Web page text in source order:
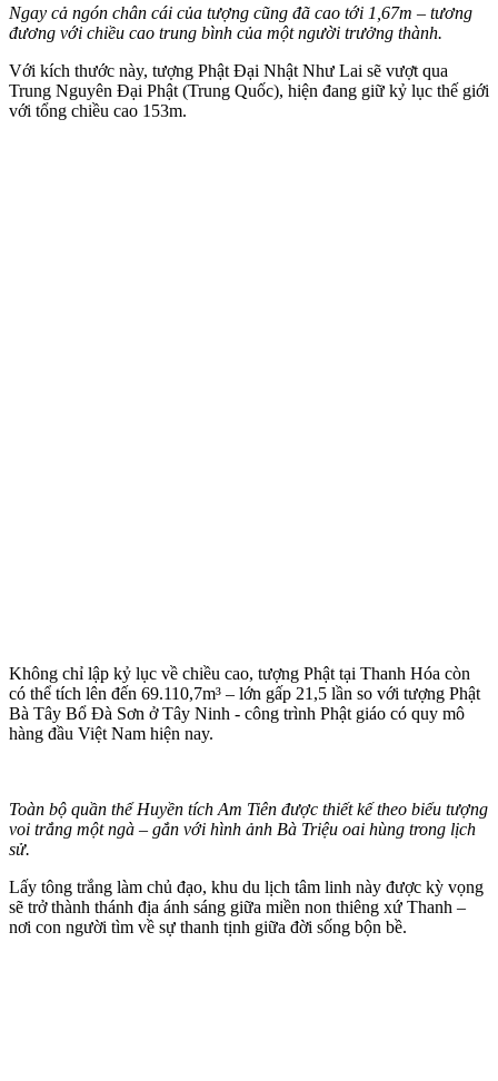
Ngay cả ngón chân cái của tượng cũng đã cao tới 1,67m – tương
đương với chiều cao trung bình của một người trưởng thành.
Với kích thước này, tượng Phật Đại Nhật Như Lai sẽ vượt qua
Trung Nguyên Đại Phật (Trung Quốc), hiện đang giữ kỷ lục thế giới
với tổng chiều cao 153m.
Không chỉ lập kỷ lục về chiều cao, tượng Phật tại Thanh Hóa còn
có thể tích lên đến 69.110,7m³ – lớn gấp 21,5 lần so với tượng Phật
Bà Tây Bổ Đà Sơn ở Tây Ninh - công trình Phật giáo có quy mô
hàng đầu Việt Nam hiện nay.
Toàn bộ quần thể Huyền tích Am Tiên được thiết kế theo biểu tượng
voi trắng một ngà – gắn với hình ảnh Bà Triệu oai hùng trong lịch
sử.
Lấy tông trắng làm chủ đạo, khu du lịch tâm linh này được kỳ vọng
sẽ trở thành thánh địa ánh sáng giữa miền non thiêng xứ Thanh –
nơi con người tìm về sự thanh tịnh giữa đời sống bộn bề.